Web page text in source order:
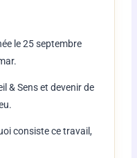
le 25 septembre
& Sens et devenir de
consiste ce travail,